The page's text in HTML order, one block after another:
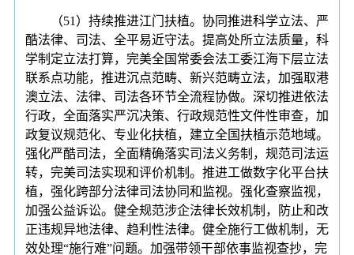
（51）持续推进江门扶植。协同推进科学立法、严
酷法律、司法、全平易近守法。提高处所立法质量，科
学制定立法打算，完美全国常委会法工委江海下层立法
联系点功能，推进沉点范畴、新兴范畴立法，加强取港
澳立法、法律、司法各环节全流程协做。深切推进依法
行政，全面落实严沉决策、行政规范性文件性审查，加
政复议规范化、专业化扶植，建立全国扶植示范地域。
强化严酷司法，全面精确落实司法义务制，规范司法运
转，完美司法实现和评价机制。推进工做数字化平台扶
植，强化跨部分法律司法协同和监视。强化查察监视，
加强公益诉讼。健全规范涉企法律长效机制，防止和改
正违规异地法律、趋利性法律。健全施行工做机制，无
效处理“施行难”问题。加强带领干部依事监视查抄，完